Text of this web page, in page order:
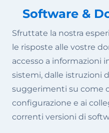
Software &
Sfruttate la nostra
le risposte alle vostre
accesso a informazioni
sistemi, dalle istruzioni
suggerimenti su come
configurazione e ai
correnti versioni di